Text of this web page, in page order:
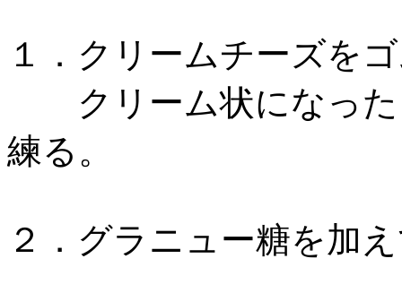
１．クリームチーズを
クリーム状になった
練る。
２．グラニュー糖を加